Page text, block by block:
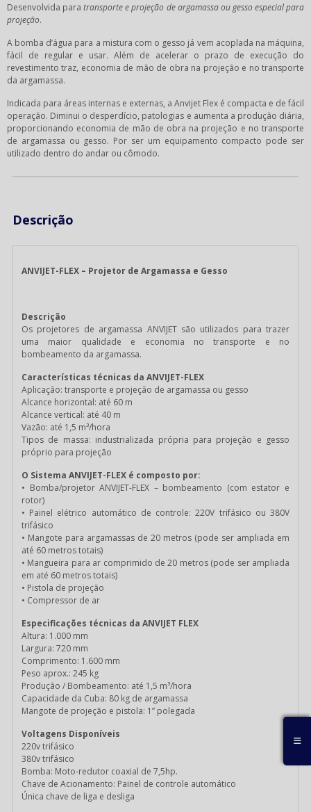
Desenvolvida para transporte e projeção de argamassa ou gesso especial para
projeção.
A bomba d’água para a mistura com o gesso já vem acoplada na máquina,
fácil de regular e usar. Além de acelerar o prazo de execução do
revestimento traz, economia de mão de obra na projeção e no transporte
da argamassa.
Indicada para áreas internas e externas, a Anvijet Flex é compacta e de fácil
operação. Diminui o desperdício, patologias e aumenta a produção diária,
proporcionando economia de mão de obra na projeção e no transporte
de argamassa ou gesso. Por ser um equipamento compacto pode ser
utilizado dentro do andar ou cômodo.
Descrição
ANVIJET-FLEX – Projetor de Argamassa e Gesso
Descrição
Os projetores de argamassa ANVIJET são utilizados para trazer
uma maior qualidade e economia no transporte e no
bombeamento da argamassa.
Características técnicas da ANVIJET-FLEX
Aplicação: transporte e projeção de argamassa ou gesso
Alcance horizontal: até 60 m
Alcance vertical: até 40 m
Vazão: até 1,5 m³/hora
Tipos de massa: industrializada própria para projeção e gesso
próprio para projeção
O Sistema ANVIJET-FLEX é composto por:
• Bomba/projetor ANVIJET-FLEX – bombeamento (com estator e
rotor)
• Painel elétrico automático de controle: 220V trifásico ou 380V
trifásico
• Mangote para argamassas de 20 metros (pode ser ampliada em
até 60 metros totais)
• Mangueira para ar comprimido de 20 metros (pode ser ampliada
em até 60 metros totais)
• Pistola de projeção
• Compressor de ar
Especificações técnicas da ANVIJET FLEX
Altura: 1.000 mm
Largura: 720 mm
Comprimento: 1.600 mm
Peso aprox.: 245 kg
Produção / Bombeamento: até 1,5 m³/hora
Capacidade da Cuba: 80 kg de argamassa
Mangote de projeção e pistola: 1” polegada
Voltagens Disponíveis
220v trifásico
380v trifásico
Bomba: Moto-redutor coaxial de 7,5hp.
Chave de Acionamento: Painel de controle automático
Única chave de liga e desliga